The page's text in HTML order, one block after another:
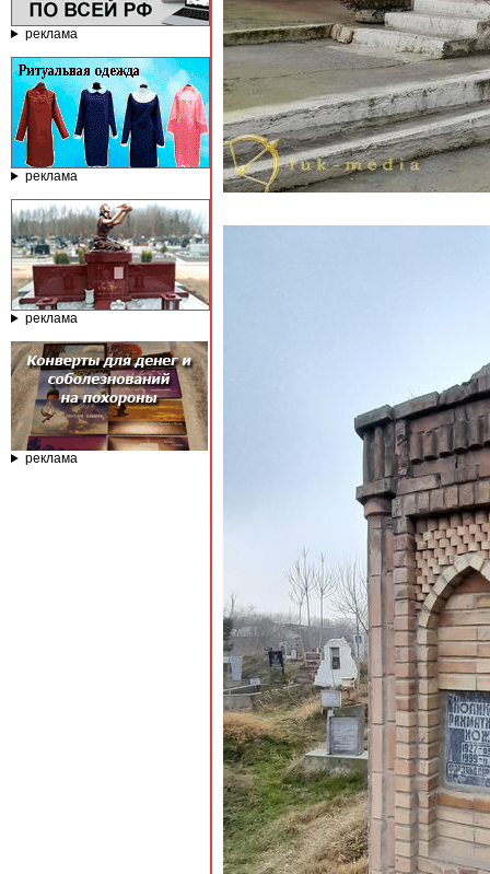
реклама
реклама
реклама
реклама